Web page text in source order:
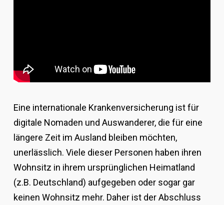
Eine internationale Krankenversicherung ist für
digitale Nomaden und Auswanderer, die für eine
längere Zeit im Ausland bleiben möchten,
unerlässlich. Viele dieser Personen haben ihren
Wohnsitz in ihrem ursprünglichen Heimatland
(z.B. Deutschland) aufgegeben oder sogar gar
keinen Wohnsitz mehr. Daher ist der Abschluss